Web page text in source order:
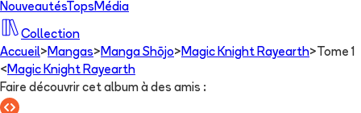
NouveautésTops Média
Collection
Accueil> Mangas> Manga Shōjo> Magic Knight Rayearth> Tome 1
< Magic Knight Rayearth
Faire découvrir cet album à des amis :